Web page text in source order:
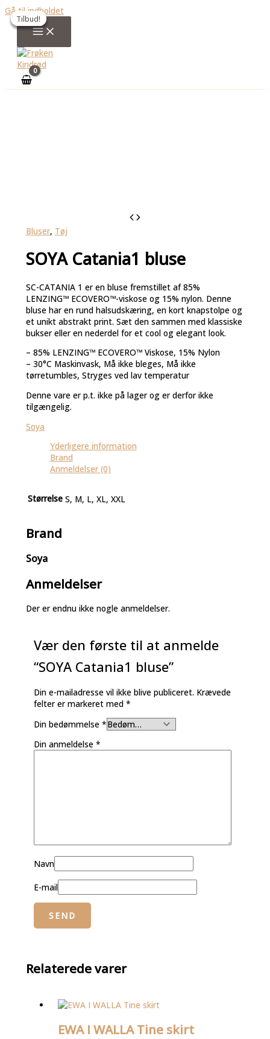
Gå til indholdet
Bluser, Tøj
SOYA Catania1 bluse
SC-CATANIA 1 er en bluse fremstillet af 85%
LENZING™ ECOVERO™-viskose og 15% nylon. Denne
bluse har en rund halsudskæring, en kort knapstolpe og
et unikt abstrakt print. Sæt den sammen med klassiske
bukser eller en nederdel for et cool og elegant look.
– 85% LENZING™ ECOVERO™ Viskose, 15% Nylon
– 30°C Maskinvask, Må ikke bleges, Må ikke
tørretumbles, Stryges ved lav temperatur
Denne vare er p.t. ikke på lager og er derfor ikke
tilgængelig.
Soya
Yderligere information
Brand
Anmeldelser (0)
Størrelse S, M, L, XL, XXL
Brand
Soya
Anmeldelser
Der er endnu ikke nogle anmeldelser.
Vær den første til at anmelde
“SOYA Catania1 bluse”
Din e-mailadresse vil ikke blive publiceret. Krævede
felter er markeret med*
Din bedømmelse*
Din anmeldelse*
Navn
E-mail
Relaterede varer
EWA I WALLA Tine skirt
Tilbud!
Tilbud!
Tilbud!
Tilbud!